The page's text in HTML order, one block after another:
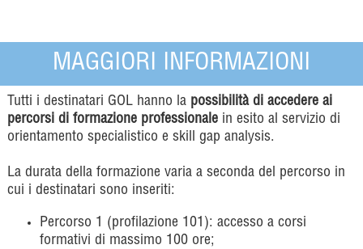
MAGGIORI INFORMAZIONI
Tutti i destinatari GOL hanno la possibilità di accedere ai
percorsi di formazione professionalein esito al servizio di
orientamento specialistico e skill gap analysis.
La durata della formazione varia a seconda del percorso in
cui i destinatari sono inseriti:
Percorso 1 (profilazione 101): accesso a corsi
formativi di massimo 100 ore;